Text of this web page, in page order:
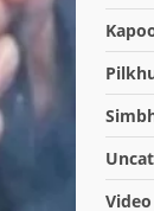
Video